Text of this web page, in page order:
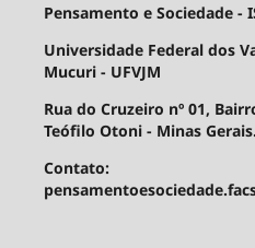
Pensamento e Sociedade -
Universidade Federal dos
Mucuri - UFVJM
Rua do Cruzeiro nº 01,
Teófilo Otoni - Minas Gerais.
Contato: